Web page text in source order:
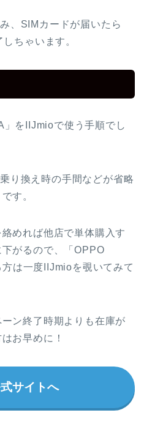
、SIMカードが届いたら
ちゃいます。
をIIJmioで使う手順でし
り換え時の手間などが省略
す。
めれば他店で単体購入す
がるので、「OPPO
は一度IIJmioを覗いてみて
ン終了時期よりも在庫が
お早めに！
サイトへ